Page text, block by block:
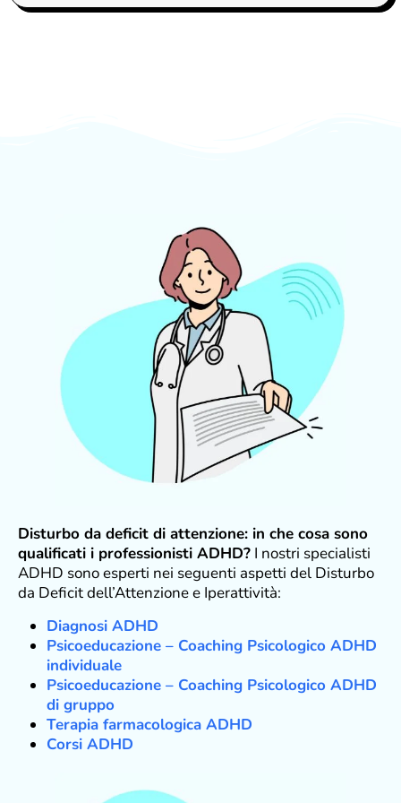
Disturbo da deficit di attenzione: in che cosa sono
qualificati i professionisti ADHD? I nostri specialisti
ADHD sono esperti nei seguenti aspetti del Disturbo
da Deficit dell’Attenzione e Iperattività:
Diagnosi ADHD
Psicoeducazione – Coaching Psicologico ADHD
individuale
Psicoeducazione – Coaching Psicologico ADHD
di gruppo
Terapia farmacologica ADHD
Corsi ADHD